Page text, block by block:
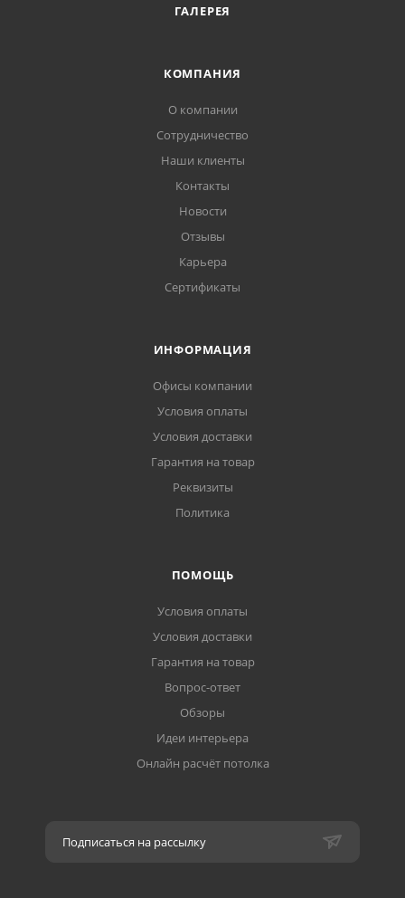
ГАЛЕРЕЯ
КОМПАНИЯ
О компании
Сотрудничество
Наши клиенты
Контакты
Новости
Отзывы
Карьера
Сертификаты
ИНФОРМАЦИЯ
Офисы компании
Условия оплаты
Условия доставки
Гарантия на товар
Реквизиты
Политика
ПОМОЩЬ
Условия оплаты
Условия доставки
Гарантия на товар
Вопрос-ответ
Обзоры
Идеи интерьера
Онлайн расчёт потолка
Подписаться на рассылку